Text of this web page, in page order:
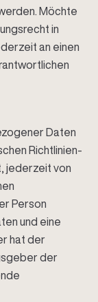
Möchte
in
an einen
Daten
Richtlinien-
jederzeit von
Person
und eine
hat der
der